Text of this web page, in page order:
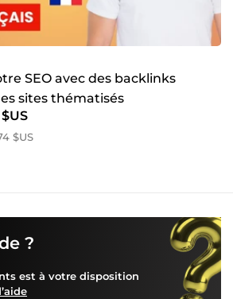
SEO avec des backlinks
sites thématisés
$US
?
est à votre disposition